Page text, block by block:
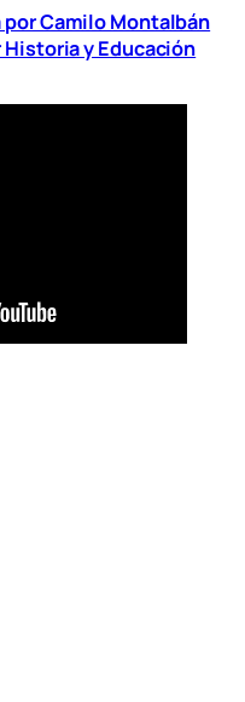
Camilo Montalbán
y Educación